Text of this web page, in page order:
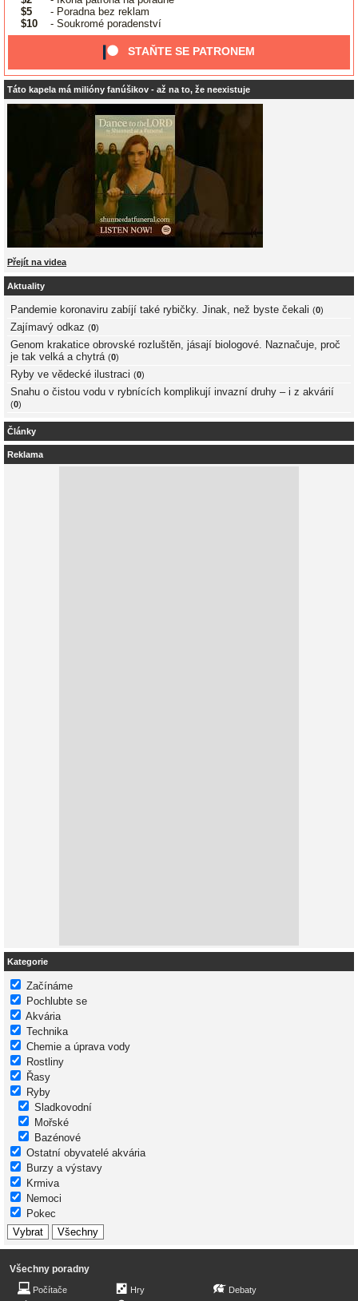
$5
- Poradna bez reklam
$10
- Soukromé poradenství
STAŇTE SE PATRONEM
Táto kapela má milióny fanúšikov - až na to, že neexistuje
Přejít na videa
Aktuality
Pandemie koronaviru zabíjí také rybičky. Jinak, než byste čekali (0)
Zajímavý odkaz (0)
Genom krakatice obrovské rozluštěn, jásají biologové. Naznačuje, proč
je tak velká a chytrá (0)
Ryby ve vědecké ilustraci (0)
Snahu o čistou vodu v rybnících komplikují invazní druhy – i z akvárií
(0)
Články
Reklama
Kategorie
Začínáme
Pochlubte se
Akvária
Technika
Chemie a úprava vody
Rostliny
Řasy
Ryby
Sladkovodní
Mořské
Bazénové
Ostatní obyvatelé akvária
Burzy a výstavy
Krmiva
Nemoci
Pokec
Všechny poradny
Počítače Hry Debaty